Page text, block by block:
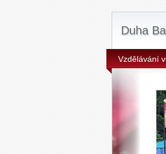
Duha
Vzdělávání